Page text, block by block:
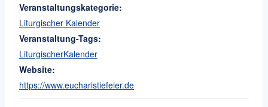
Veranstaltungskategorie:
Liturgischer Kalender
Veranstaltung-Tags:
LiturgischerKalender
Website:
https://www.eucharistiefeier.de